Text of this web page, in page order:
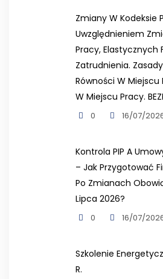
Zmiany W Kodeksie
Uwzględnieniem
Pracy, Elastycznych
Zatrudnienia.
Równości W
W Miejscu Pracy.
0 16/07/
Kontrola PIP A
– Jak Przygotować
Po Zmianach
Lipca 2026?
0 16/07/
Szkolenie
R.